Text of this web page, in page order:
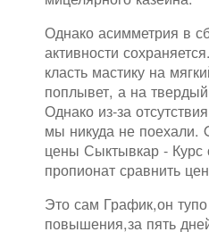
Однако асимметрия в
активности
класть мастику на
поплывет, а на
Однако из-за
мы никуда не поехали.
цены Сыктывкар - Курс
пропионат сравнить
Это сам График,он
повышения,за пять